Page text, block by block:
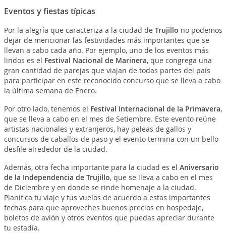
Eventos y fiestas típicas
Por la alegría que caracteriza a la ciudad de Trujillo no podemos
dejar de mencionar las festividades más importantes que se
llevan a cabo cada año. Por ejemplo, uno de los eventos más
lindos es el Festival Nacional de Marinera, que congrega una
gran cantidad de parejas que viajan de todas partes del país
para participar en este reconocido concurso que se lleva a cabo
la última semana de Enero.
Por otro lado, tenemos el Festival Internacional de la Primavera,
que se lleva a cabo en el mes de Setiembre. Este evento reúne
artistas nacionales y extranjeros, hay peleas de gallos y
concursos de caballos de paso y el evento termina con un bello
desfile alrededor de la ciudad.
Además, otra fecha importante para la ciudad es el Aniversario
de la Independencia de Trujillo, que se lleva a cabo en el mes
de Diciembre y en donde se rinde homenaje a la ciudad.
Planifica tu viaje y tus vuelos de acuerdo a estas importantes
fechas para que aproveches buenos precios en hospedaje,
boletos de avión y otros eventos que puedas apreciar durante
tu estadía.